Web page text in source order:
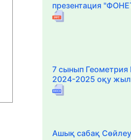
презентация
7 сынып
2024-2025 оқу
Ашық сабақ